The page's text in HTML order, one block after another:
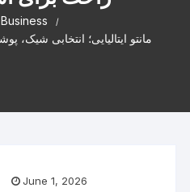
Business
مانتو ایتالیایی؛ انتخابی
June 1, 2026